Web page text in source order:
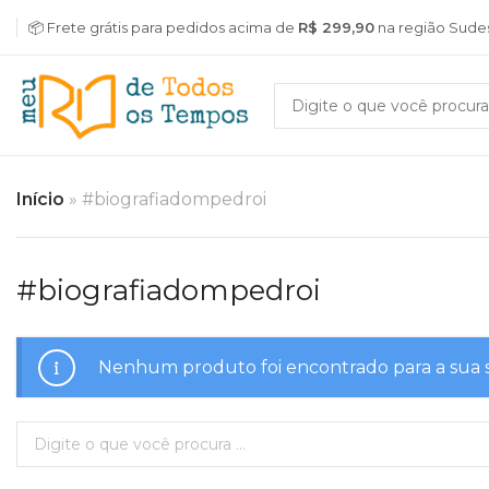
📦 Frete grátis para pedidos acima de R$ 299,90 na região
Início » #biografiadompedroi
#biografiadompedroi
Nenhum produto foi encontrado para a sua